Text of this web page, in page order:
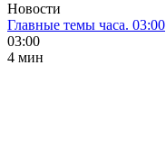
Новости
Главные темы часа. 03:00
03:00
4 мин